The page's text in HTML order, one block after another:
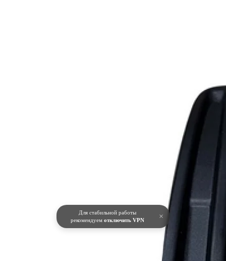
Для стабильной работы
рекомендуем отключить VPN ×